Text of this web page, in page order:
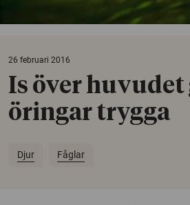
26 februari 2016
Is över huvudet
öringar trygga
Djur Fåglar